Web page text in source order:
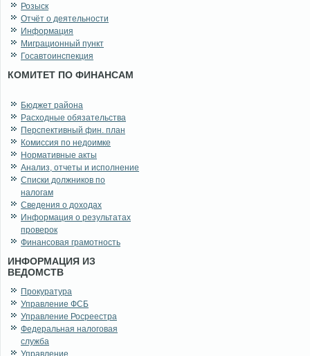
Розыск
Отчёт о деятельности
Информация
Миграционный пункт
Госавтоинспекция
КОМИТЕТ ПО ФИНАНСАМ
Бюджет района
Расходные обязательства
Перспективный фин. план
Комиссия по недоимке
Нормативные акты
Анализ, отчеты и исполнение
Списки должников по
налогам
Сведения о доходах
Информация о результатах
проверок
Финансовая грамотность
ИНФОРМАЦИЯ ИЗ
ВЕДОМСТВ
Прокуратура
Управление ФСБ
Управление Росреестра
Федеральная налоговая
служба
Управление